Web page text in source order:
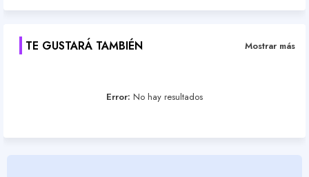
TE GUSTARÁ TAMBIÉN Mostrar más
Error: No hay resultados